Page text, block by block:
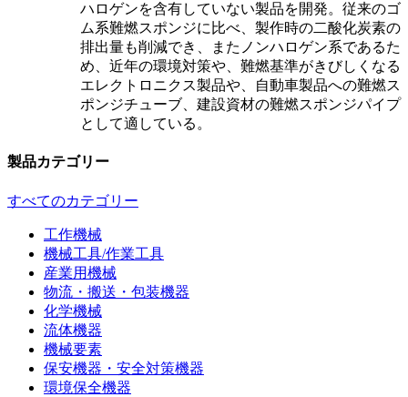
ハロゲンを含有していない製品を開発。従来のゴ
ム系難燃スポンジに比べ、製作時の二酸化炭素の
排出量も削減でき、またノンハロゲン系であるた
め、近年の環境対策や、難燃基準がきびしくなる
エレクトロニクス製品や、自動車製品への難燃ス
ポンジチューブ、建設資材の難燃スポンジパイプ
として適している。
製品カテゴリー
すべてのカテゴリー
工作機械
機械工具/作業工具
産業用機械
物流・搬送・包装機器
化学機械
流体機器
機械要素
保安機器・安全対策機器
環境保全機器